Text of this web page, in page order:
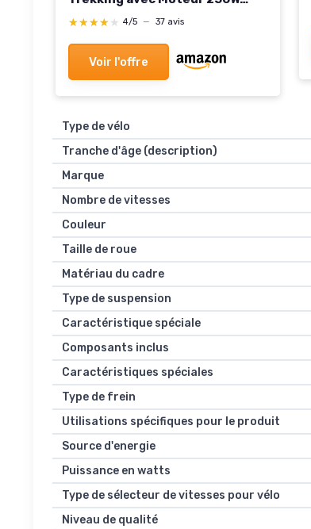
45Nm, Batterie Amovible
Adulte, E-Bike, vélo électrique
Urbain Sable
★★★★★
★★★★★ 4/5 — 37 avis
Voir l'offre
Type de vélo
Tranche d'âge (description)
Marque
Nombre de vitesses
Couleur
Taille de roue
Matériau du cadre
Type de suspension
Caractéristique spéciale
Composants inclus
Caractéristiques spéciales
Type de frein
Utilisations spécifiques pour le produit
Source d'energie
Puissance en watts
Type de sélecteur de vitesses pour vélo
Niveau de qualité